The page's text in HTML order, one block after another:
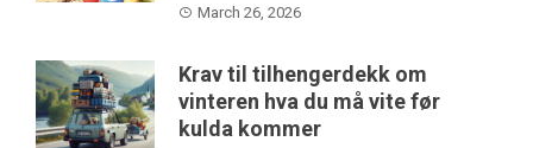
March 26, 2026
Krav til tilhengerdekk om
vinteren hva du må vite før
kulda kommer